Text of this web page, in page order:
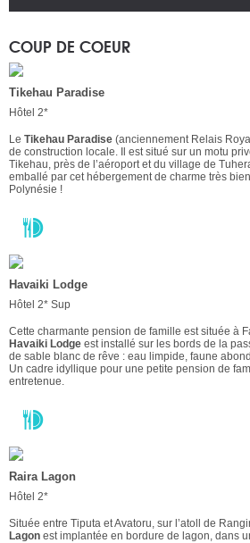
COUP DE COEUR
Tikehau Paradise
Hôtel 2*
Le Tikehau Paradise (anciennement Relais
de construction locale. Il est situé sur un motu
Tikehau, près de l’aéroport et du village de
emballé par cet hébergement de charme très
Polynésie !
Havaiki Lodge
Hôtel 2* Sup
Cette charmante pension de famille est située à
Havaiki Lodge est installé sur les bords de la
de sable blanc de rêve : eau limpide, faune
Un cadre idyllique pour une petite pension de
entretenue.
Raira Lagon
Hôtel 2*
Située entre Tiputa et Avatoru, sur l’atoll de
Lagon est implantée en bordure de lagon, dans